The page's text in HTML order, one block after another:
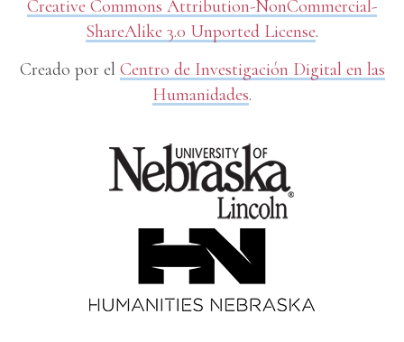
Creative Commons Attribution-NonCommercial-
ShareAlike 3.0 Unported License.
Creado por el Centro de Investigación Digital en las
Humanidades.